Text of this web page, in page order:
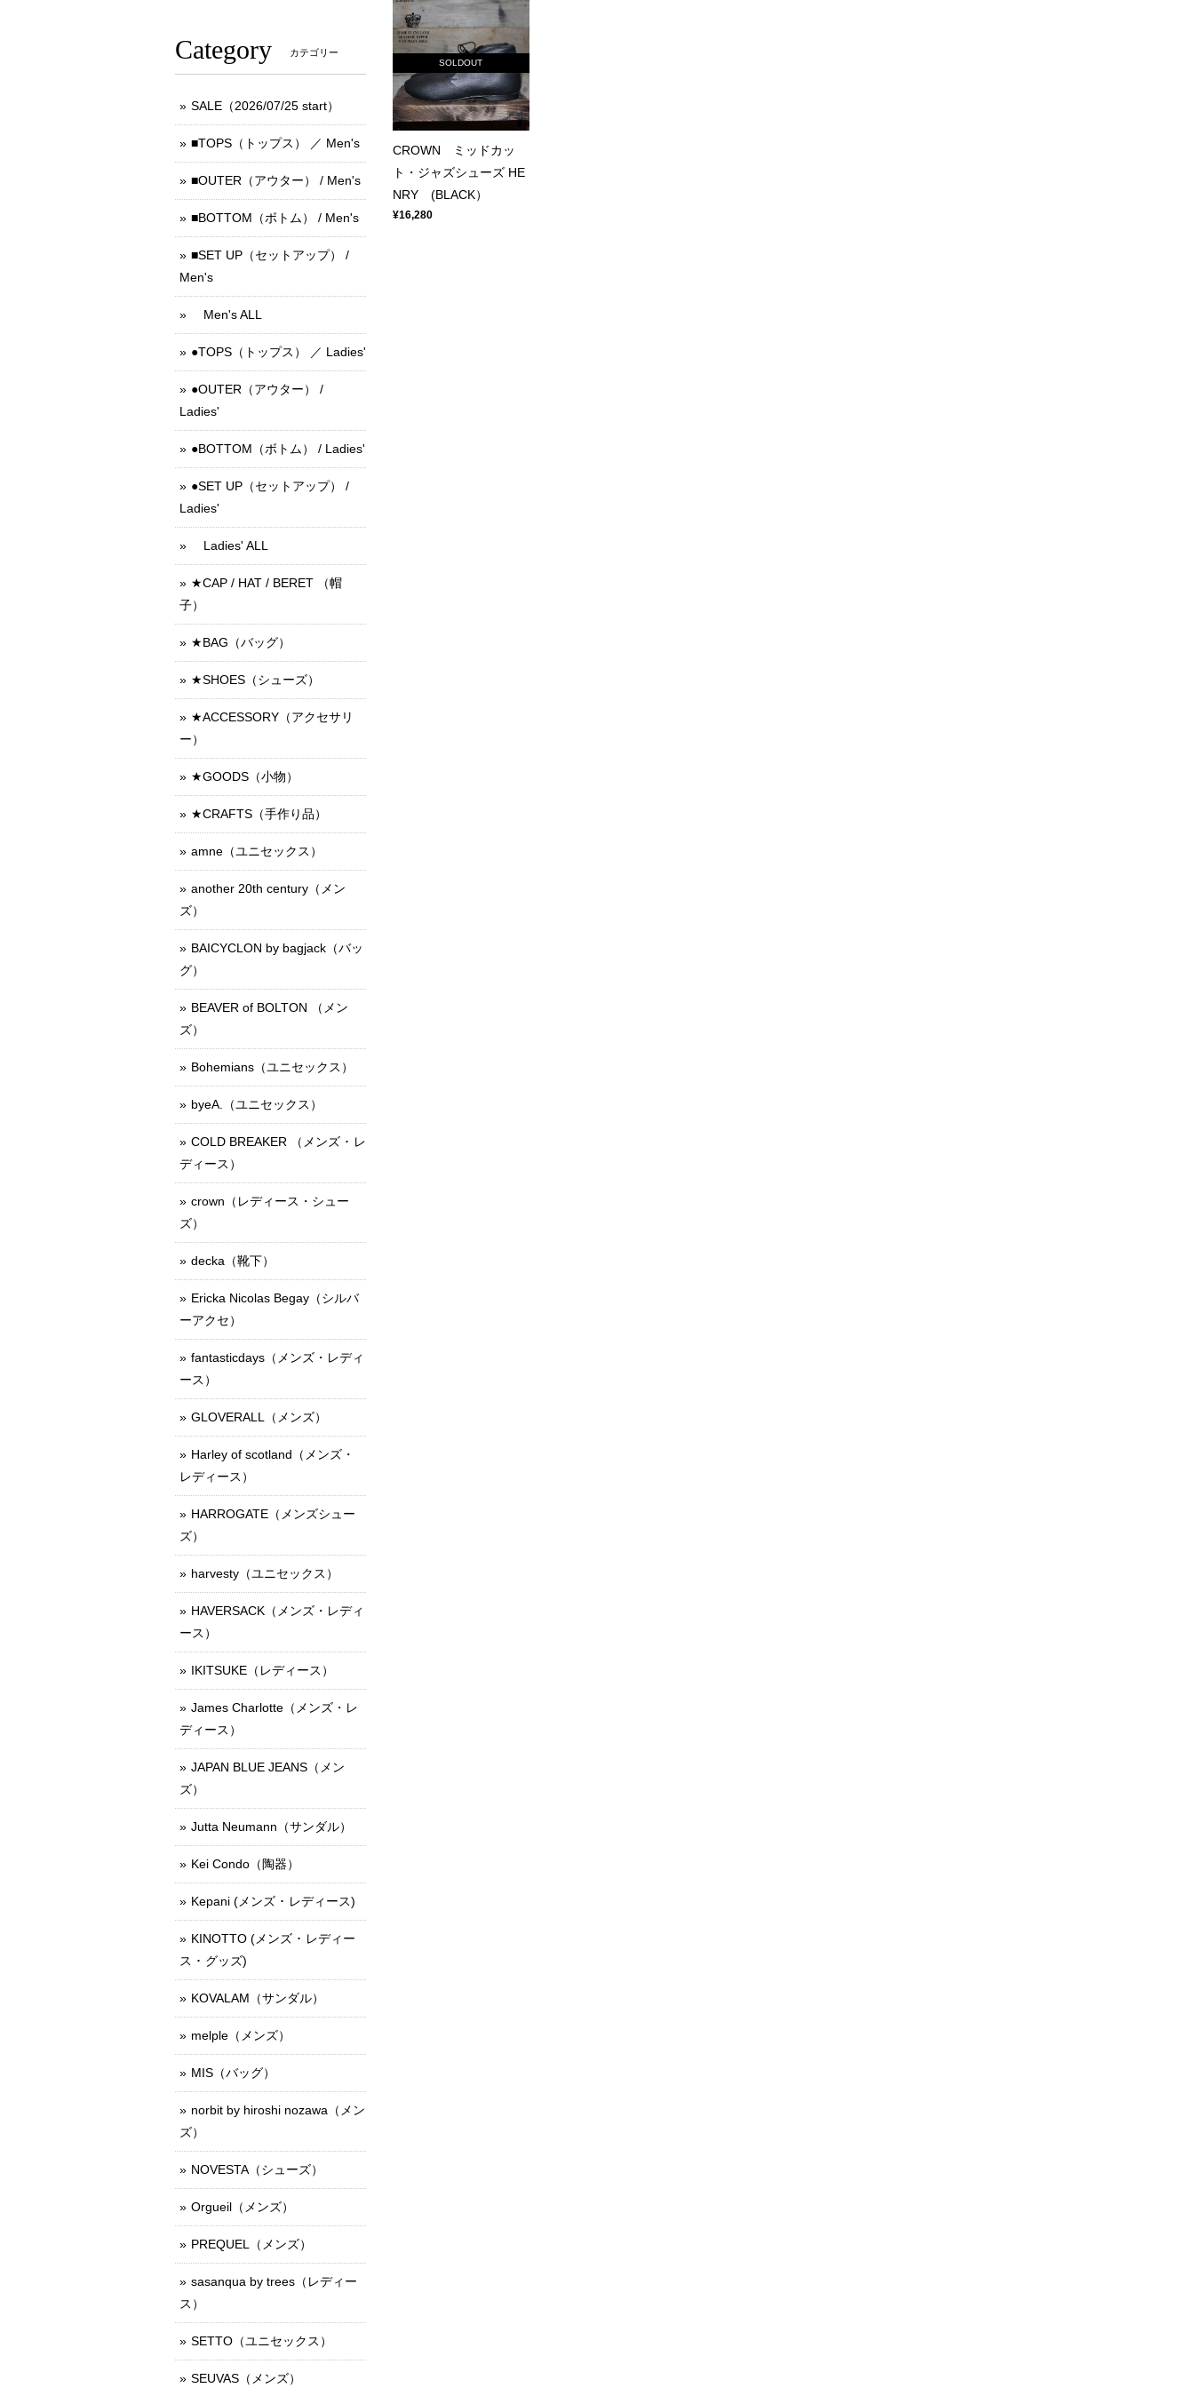
SOLDOUT
CROWN ミッドカッ
ト・ジャズシューズ HE
NRY (BLACK）
¥16,280
Category カテゴリー
SALE（2026/07/25 start）
■TOPS（トップス） ／ Men's
■OUTER（アウター） / Men's
■BOTTOM（ボトム） / Men's
■SET UP（セットアップ） /
Men's
Men's ALL
●TOPS（トップス） ／ Ladies'
●OUTER（アウター） /
Ladies'
●BOTTOM（ボトム） / Ladies'
●SET UP（セットアップ） /
Ladies'
Ladies' ALL
★CAP / HAT / BERET （帽
子）
★BAG（バッグ）
★SHOES（シューズ）
★ACCESSORY（アクセサリ
ー）
★GOODS（小物）
★CRAFTS（手作り品）
amne（ユニセックス）
another 20th century（メン
ズ）
BAICYCLON by bagjack（バッ
グ）
BEAVER of BOLTON （メン
ズ）
Bohemians（ユニセックス）
byeA.（ユニセックス）
COLD BREAKER （メンズ ･ レ
ディース）
crown（レディース・シュー
ズ）
decka（靴下）
Ericka Nicolas Begay（シルバ
ーアクセ）
fantasticdays（メンズ・レディ
ース）
GLOVERALL（メンズ）
Harley of scotland（メンズ・
レディース）
HARROGATE（メンズシュー
ズ）
harvesty（ユニセックス）
HAVERSACK（メンズ・レディ
ース）
IKITSUKE（レディース）
James Charlotte（メンズ・レ
ディース）
JAPAN BLUE JEANS（メン
ズ）
Jutta Neumann（サンダル）
Kei Condo（陶器）
Kepani (メンズ ･ レディース)
KINOTTO (メンズ ･ レディー
ス ･ グッズ)
KOVALAM（サンダル）
melple（メンズ）
MIS（バッグ）
norbit by hiroshi nozawa（メン
ズ）
NOVESTA（シューズ）
Orgueil（メンズ）
PREQUEL（メンズ）
sasanqua by trees（レディー
ス）
SETTO（ユニセックス）
SEUVAS（メンズ）